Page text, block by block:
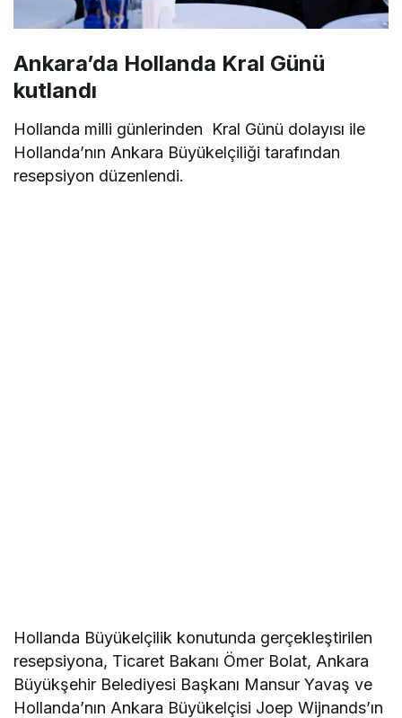
Ankara’da Hollanda Kral Günü
kutlandı
Hollanda milli günlerinden Kral Günü dolayısı ile
Hollanda’nın Ankara Büyükelçiliği tarafından
resepsiyon düzenlendi.
Hollanda Büyükelçilik konutunda gerçekleştirilen
resepsiyona, Ticaret Bakanı Ömer Bolat, Ankara
Büyükşehir Belediyesi Başkanı Mansur Yavaş ve
Hollanda’nın Ankara Büyükelçisi Joep Wijnands’ın